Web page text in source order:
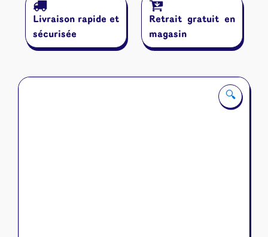
🔍
Livraison rapide et
sécurisée
Retrait gratuit en
magasin